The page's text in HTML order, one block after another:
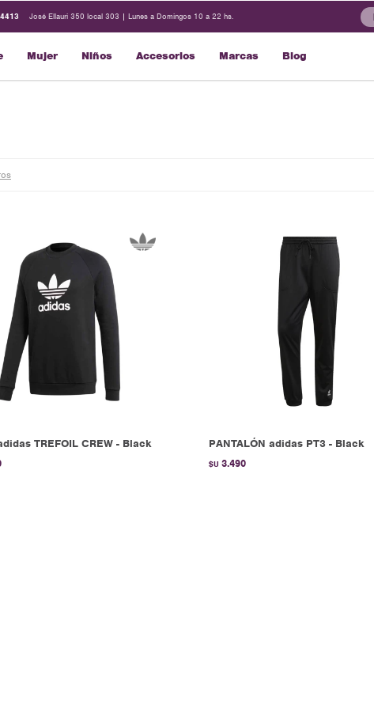
Mujer Niños Accesorios Marcas Blog
José Ellauri 350 local 303 | Lunes a Domingos 10 a 22 hs.
TREFOIL CREW - Black PANTALÓN adidas PT3 - Black
$U 3.490